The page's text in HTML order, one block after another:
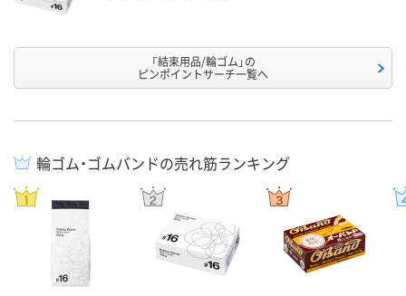
「結束用品/輪ゴム」の
ピンポイントサーチ一覧へ
輪ゴム・ゴムバンドの売れ筋ランキング